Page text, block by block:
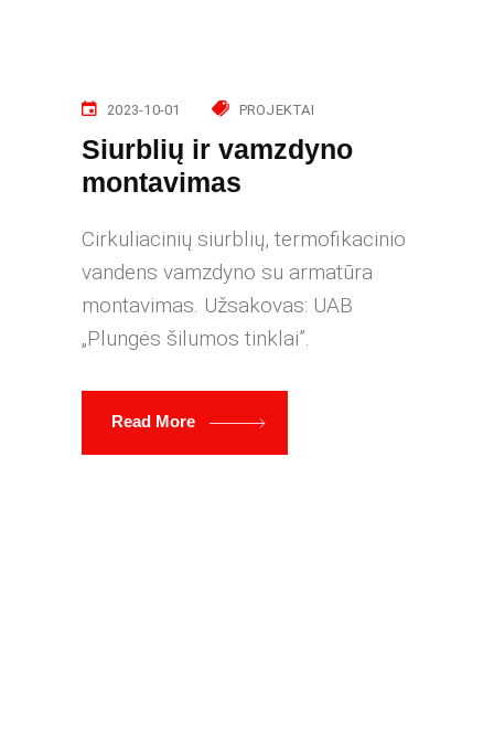
2023-10-01 PROJEKTAI
Siurblių ir vamzdyno
montavimas
Cirkuliacinių siurblių, termofikacinio
vandens vamzdyno su armatūra
montavimas. Užsakovas: UAB
„Plungės šilumos tinklai”.
Read More